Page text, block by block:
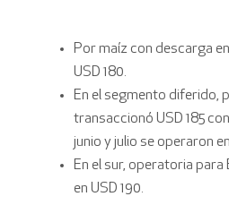
Por maíz con descarga
USD 180.
En el segmento diferido,
transaccionó USD 185
junio y julio se operaron
En el sur, operatoria para
en USD 190.